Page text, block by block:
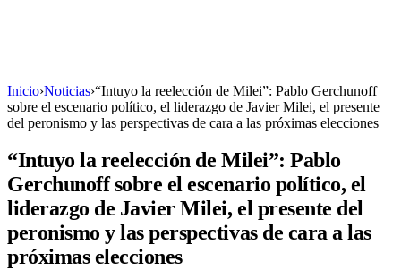
Inicio›Noticias›“Intuyo la reelección de Milei”: Pablo Gerchunoff
sobre el escenario político, el liderazgo de Javier Milei, el presente
del peronismo y las perspectivas de cara a las próximas elecciones
“Intuyo la reelección de Milei”: Pablo
Gerchunoff sobre el escenario político, el
liderazgo de Javier Milei, el presente del
peronismo y las perspectivas de cara a las
próximas elecciones